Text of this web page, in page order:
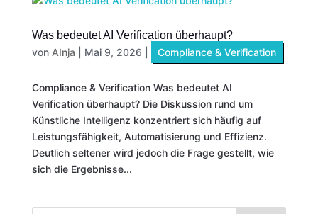
Was bedeutet AI Verification überhaupt?
von AInja Mai 9, 2026 Compliance & Verification
Compliance & Verification Was bedeutet AI
Verification überhaupt? Die Diskussion rund um
Künstliche Intelligenz konzentriert sich häufig auf
Leistungsfähigkeit, Automatisierung und Effizienz.
Deutlich seltener wird jedoch die Frage gestellt, wie
sich die Ergebnisse...